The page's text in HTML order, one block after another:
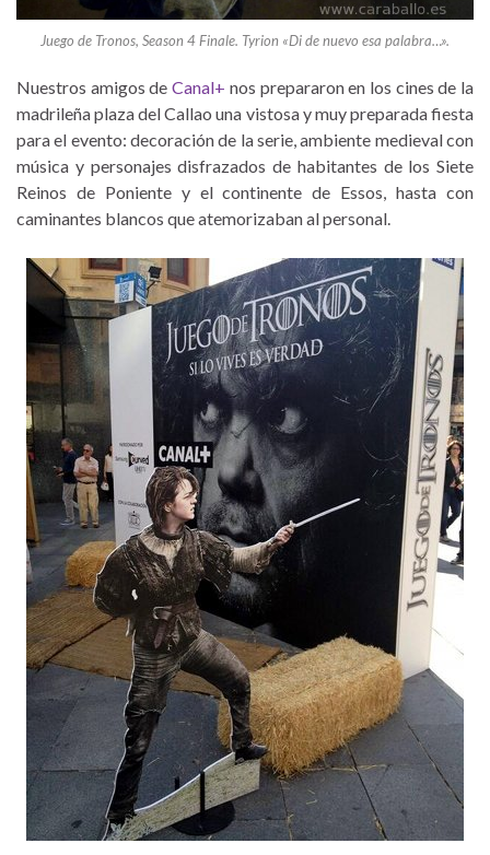
Juego de Tronos, Season 4 Finale. Tyrion «Di de nuevo esa palabra…».
Nuestros amigos deCanal+ nos prepararon en los cines de la
madrileña plaza del Callao una vistosa y muy preparada fiesta
para el evento: decoración de la serie, ambiente medieval con
música y personajes disfrazados de habitantes de los Siete
Reinos de Poniente y el continente de Essos, hasta con
caminantes blancos que atemorizaban al personal.